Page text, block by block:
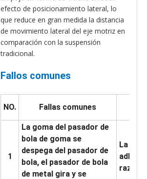
efecto de posicionamiento lateral, lo
que reduce en gran medida la distancia
de movimiento lateral del eje motriz en
comparación con la suspensión
tradicional.
Fallos comunes
NO. Fallas comunes
1
La goma del pasador de
bola de goma se
despega del pasador de
bola, el pasador de bola
de metal gira y se
La